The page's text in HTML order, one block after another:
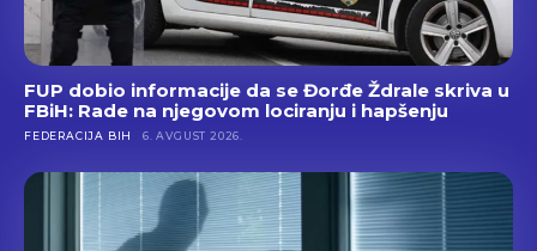
FUP dobio informacije da se Đorđe Ždrale skriva u
FBiH: Rade na njegovom lociranju i hapšenju
FEDERACIJA BIH 6. AVGUST 2026.